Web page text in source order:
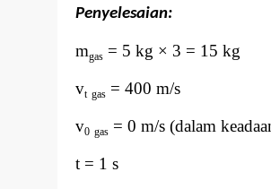
Penyelesaian:
mgas = 5 kg × 3 = 15 kg
vt gas = 400 m/s
v0 gas = 0 m/s (dalam
t = 1 s